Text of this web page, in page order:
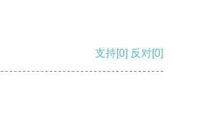
支持[0] 反对[0]